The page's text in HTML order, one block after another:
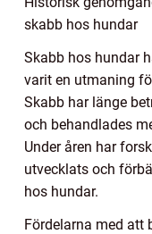
skabb hos hundar
Skabb hos hundar
varit en utmaning
Skabb har länge
och behandlades
Under åren har
utvecklats och
hos hundar.
Fördelarna med att